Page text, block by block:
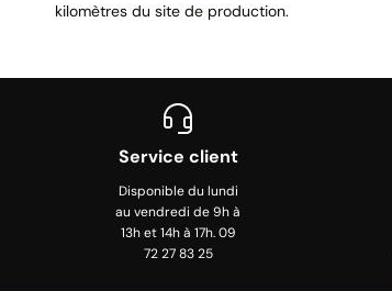
kilomètres du site de production.
Service client
Disponible du lundi
au vendredi de 9h à
13h et 14h à 17h. 09
72 27 83 25